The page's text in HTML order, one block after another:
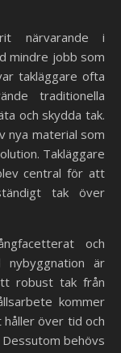
närvarande i
mindre jobb som
takläggare ofta
traditionella
och skydda tak.
nya material som
Takläggare
central för att
tak över
och
är
robust tak från
kommer
över tid och
behövs